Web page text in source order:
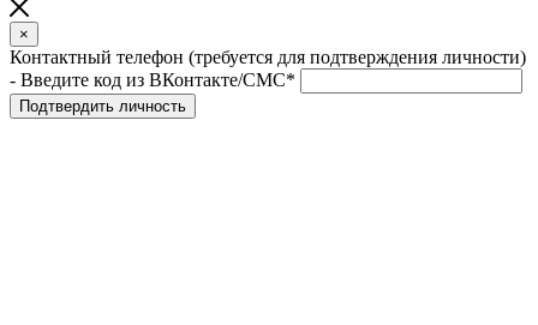
×
Контактный телефон (требуется для подтверждения личности)
- Введите код из ВКонтакте/СМС*
Подтвердить личность